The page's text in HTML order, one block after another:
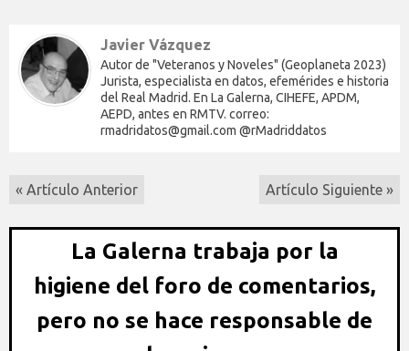
Javier Vázquez
Autor de "Veteranos y Noveles" (Geoplaneta 2023)
Jurista, especialista en datos, efemérides e historia
del Real Madrid. En La Galerna, CIHEFE, APDM,
AEPD, antes en RMTV. correo:
rmadridatos@gmail.com @rMadriddatos
« Artículo Anterior Artículo Siguiente »
La Galerna trabaja por la
higiene del foro de comentarios,
pero no se hace responsable de